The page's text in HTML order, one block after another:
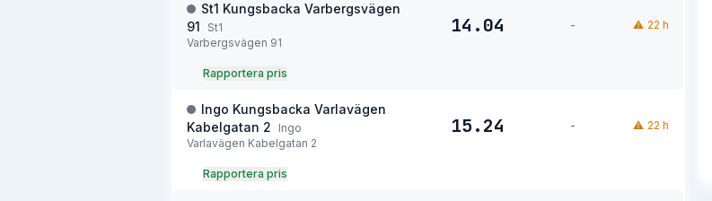
St1 Kungsbacka Varbergsvägen
91
St1
Varbergsvägen 91
14.04 - ⚠ 22 h
Rapportera pris
Ingo Kungsbacka Varlavägen
Kabelgatan 2
Ingo
Varlavägen Kabelgatan 2
15.24 - ⚠ 22 h
Rapportera pris